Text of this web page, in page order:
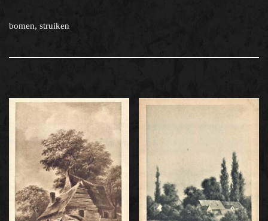
bomen, struiken